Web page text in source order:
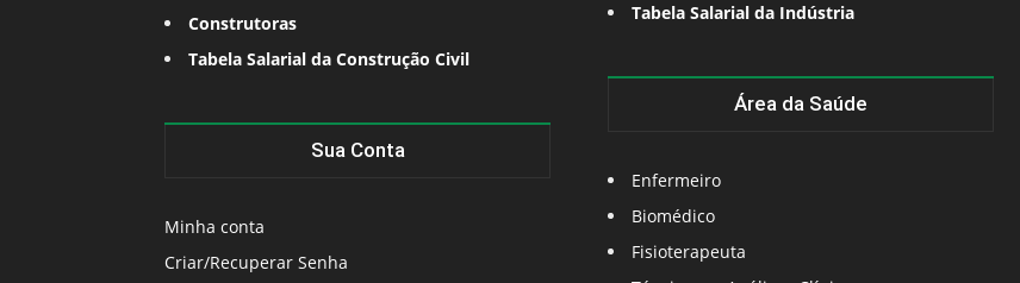
Construtoras
Tabela Salarial da Construção Civil
Sua Conta
Minha conta
Criar/Recuperar Senha
Tabela Salarial da Indústria
Área da Saúde
Enfermeiro
Biomédico
Fisioterapeuta